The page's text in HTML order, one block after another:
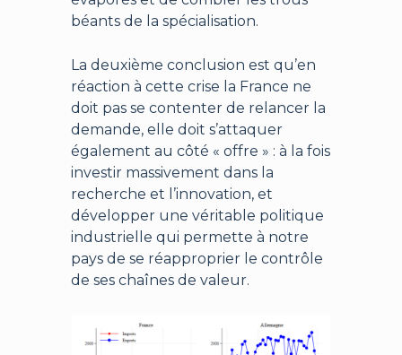
béants de la spécialisation.
La deuxième conclusion est qu’en
réaction à cette crise la France ne
doit pas se contenter de relancer la
demande, elle doit s’attaquer
également au côté « offre » : à la fois
investir massivement dans la
recherche et l’innovation, et
développer une véritable politique
industrielle qui permette à notre
pays de se réapproprier le contrôle
de ses chaînes de valeur.